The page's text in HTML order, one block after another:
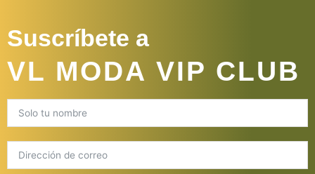
Suscríbete a
VL MODA VIP CLUB